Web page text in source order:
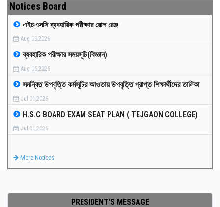
GALLERY
MEDIA
PAYMENT
CO-CURRICULUM
RESULTS
Notices Board
এইচএসসি ব্যবহারিক পরীক্ষার রোল রেঞ্জ
Aug 06,2026
ব্যবহারিক পরীক্ষার সময়সূচি(বিজ্ঞান)
Aug 06,2026
সমন্বিত উপবৃত্তি কর্মসূচির আওতায় উপবৃত্তি প্রাপ্ত শিক্ষার্থীদের তালিকা
Jul 01,2026
H.S.C BOARD EXAM SEAT PLAN ( TEJGAON COLLEGE)
Jul 01,2026
More Notices
PRESIDENT'S MESSAGE